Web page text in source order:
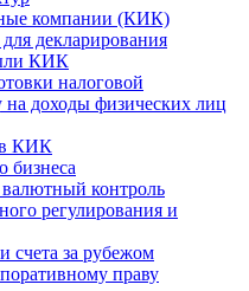
компании (КИК)
декларирования
КИК
налоговой
на доходы физических лиц
КИК
бизнеса
контроль
регулирования и
счета за рубежом
праву